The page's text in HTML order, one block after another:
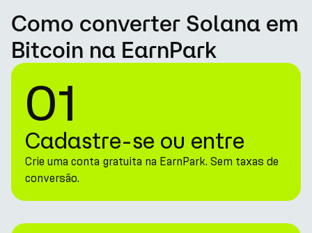
Como converter Solana em
Bitcoin na EarnPark
01
Cadastre-se ou entre
Crie uma conta gratuita na EarnPark. Sem taxas de
conversão.